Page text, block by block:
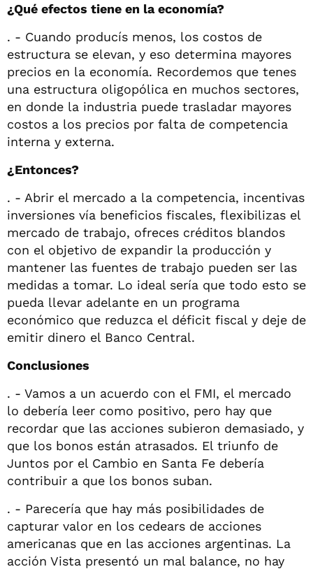
¿Qué efectos tiene en la economía?
. - Cuando producís menos, los costos de
estructura se elevan, y eso determina mayores
precios en la economía. Recordemos que tenes
una estructura oligopólica en muchos sectores,
en donde la industria puede trasladar mayores
costos a los precios por falta de competencia
interna y externa.
¿Entonces?
. - Abrir el mercado a la competencia, incentivas
inversiones vía beneficios fiscales, flexibilizas el
mercado de trabajo, ofreces créditos blandos
con el objetivo de expandir la producción y
mantener las fuentes de trabajo pueden ser las
medidas a tomar. Lo ideal sería que todo esto se
pueda llevar adelante en un programa
económico que reduzca el déficit fiscal y deje de
emitir dinero el Banco Central.
Conclusiones
. - Vamos a un acuerdo con el FMI, el mercado
lo debería leer como positivo, pero hay que
recordar que las acciones subieron demasiado, y
que los bonos están atrasados. El triunfo de
Juntos por el Cambio en Santa Fe debería
contribuir a que los bonos suban.
. - Parecería que hay más posibilidades de
capturar valor en los cedears de acciones
americanas que en las acciones argentinas. La
acción Vista presentó un mal balance, no hay